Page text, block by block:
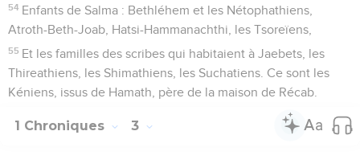
54 Enfants de Salma : Bethléhem et les Nétophathiens,
Atroth-Beth-Joab, Hatsi-Hammanachthi, les Tsoreïens,
55 Et les familles des scribes qui habitaient à Jaebets, les
Thireathiens, les Shimathiens, les Suchatiens. Ce sont les
Kéniens, issus de Hamath, père de la maison de Récab.
1 Chroniques 3